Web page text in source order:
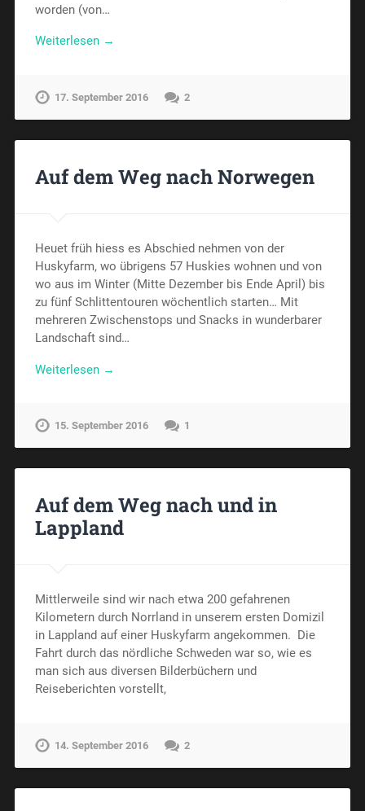
worden (von…
Weiterlesen →
17. September 2016 2
Auf dem Weg nach Norwegen
Heuet früh hiess es Abschied nehmen von der
Huskyfarm, wo übrigens 57 Huskies wohnen und von
wo aus im Winter (Mitte Dezember bis Ende April) bis
zu fünf Schlittentouren wöchentlich starten… Mit
mehreren Zwischenstops und Snacks in wunderbarer
Landschaft sind…
Weiterlesen →
15. September 2016 1
Auf dem Weg nach und in
Lappland
Mittlerweile sind wir nach etwa 200 gefahrenen
Kilometern durch Norrland in unserem ersten Domizil
in Lappland auf einer Huskyfarm angekommen. Die
Fahrt durch das nördliche Schweden war so, wie es
man sich aus diversen Bilderbüchern und
Reiseberichten vorstellt,
14. September 2016 2